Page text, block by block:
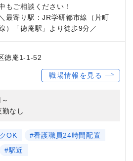
もご相談ください！
＼最寄り駅：JR学研都市線（片町
）「徳庵駅」より徒歩9分／
徳庵1-1-52
職場情報を見る
なし
OK
#看護職員24時間配置
#駅近